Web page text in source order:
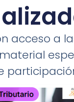
acceso a